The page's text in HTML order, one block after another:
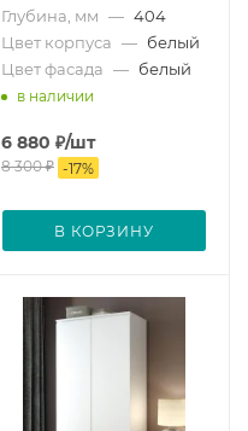
Глубина, мм — 404
Цвет корпуса — белый
Цвет фасада — белый
в наличии
6 880 ₽/шт
8 300₽ -17%
В КОРЗИНУ